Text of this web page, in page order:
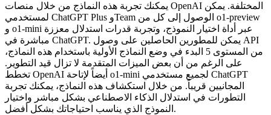
يمكنك تجربة هذه النماذج من خلال منصات OpenAI المختلفة. يمكن
لمستخدمي ChatGPT Plus وTeam الوصول إلى كل من o1-preview
و o1-mini عبر أداة اختيار النموذج، وتجربة قدرات استدلال معززة
مباشرة في ChatGPT. يمكن للمطورين الحاصلين على وصول API
من المستوى 5 البدء في وضع النماذج الأولية باستخدام هذه النماذج،
على الرغم من أن بعض الميزات المتقدمة لا تزال قيد التطوير.
تخطط OpenAI أيضاً لإتاحة o1-mini لجميع مستخدمي ChatGPT
المجانيين قريباً. من خلال استكشاف هذه النماذج، يمكنك تجربة
التطورات في استدلال الذكاء الاصطناعي بشكل مباشر واختيار
النموذج الذي يناسب احتياجاتك بشكل أفضل.